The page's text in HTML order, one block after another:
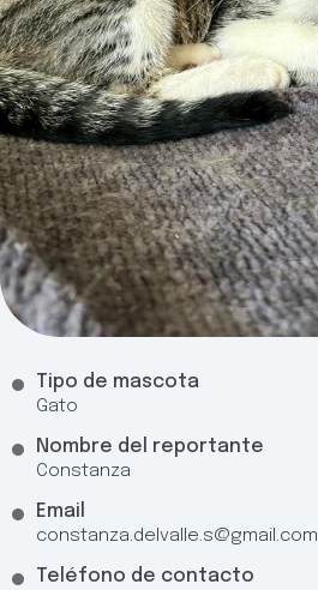
Tipo de mascota
Gato
Nombre del reportante
Constanza
Email
constanza.delvalle.s@gmail.com
Teléfono de contacto